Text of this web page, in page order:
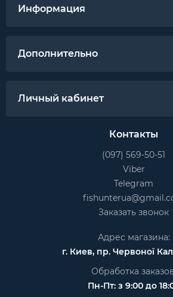
Информация
Дополнительно
Личный кабинет
Контакты
(097) 569-50-51
Viber
Telegram
Заказать звонок
Адрес магазина:
г. Киев, пр. Червоної
Обработка
Пн-Пт: з 9:00 до